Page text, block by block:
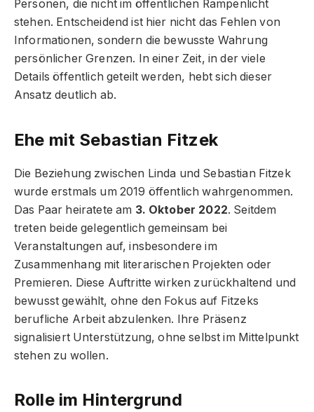
Personen, die nicht im öffentlichen Rampenlicht
stehen. Entscheidend ist hier nicht das Fehlen von
Informationen, sondern die bewusste Wahrung
persönlicher Grenzen. In einer Zeit, in der viele
Details öffentlich geteilt werden, hebt sich dieser
Ansatz deutlich ab.
Ehe mit Sebastian Fitzek
Die Beziehung zwischen Linda und Sebastian Fitzek
wurde erstmals um 2019 öffentlich wahrgenommen.
Das Paar heiratete am 3. Oktober 2022. Seitdem
treten beide gelegentlich gemeinsam bei
Veranstaltungen auf, insbesondere im
Zusammenhang mit literarischen Projekten oder
Premieren. Diese Auftritte wirken zurückhaltend und
bewusst gewählt, ohne den Fokus auf Fitzeks
berufliche Arbeit abzulenken. Ihre Präsenz
signalisiert Unterstützung, ohne selbst im Mittelpunkt
stehen zu wollen.
Rolle im Hintergrund